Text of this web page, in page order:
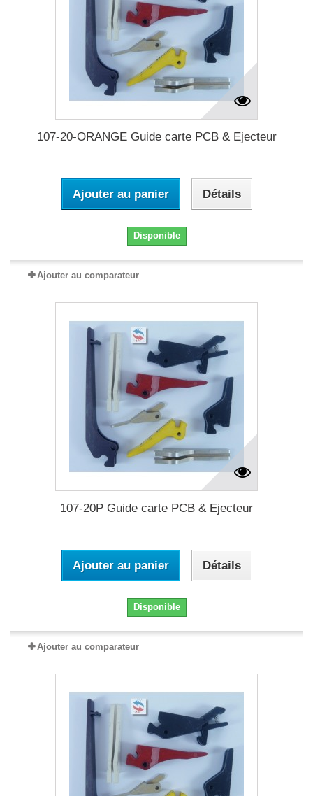
107-20-ORANGE Guide carte PCB & Ejecteur
Ajouter au panier Détails
Disponible
Ajouter au comparateur
107-20P Guide carte PCB & Ejecteur
Ajouter au panier Détails
Disponible
Ajouter au comparateur